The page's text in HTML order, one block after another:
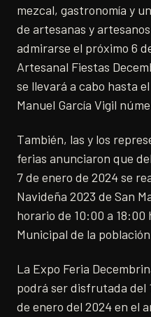
mezcal, gastronomía y
de artesanas y
admirarse el próximo 6
Artesanal Fiestas
se llevará a cabo hasta
Manuel García Vigil
También, las y los
ferias anunciaron que
7 de enero de 2024 se
Navideña 2023 de San
horario de 10:00 a 18:00
Municipal de la
La Expo Feria
podrá ser disfrutada del
de enero del 2024 en el